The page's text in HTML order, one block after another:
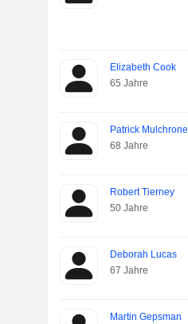
Elizabeth Cook
65 Jahre
Patrick Mulchrone
68 Jahre
Robert Tierney
50 Jahre
Deborah Lucas
67 Jahre
Martin Gepsman